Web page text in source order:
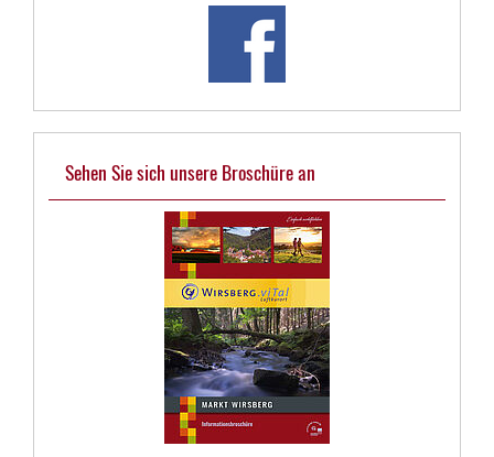
Sehen Sie sich unsere Broschüre an